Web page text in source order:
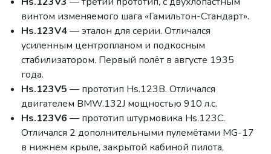
винтом изменяемого шага «Гамильтон-Стандарт».
Hs.123V4— эталон для серии. Отличался
усиленным центропланом и подкосным
стабилизатором. Первый полёт в августе 1935
года.
Hs.123V5 — прототип Hs.123B. Отличался
двигателем BMW.132J мощностью 910 л.с.
Hs.123V6 — прототип штурмовика Hs.123C.
Отличался 2 дополнительными пулемётами MG-17
в нижнем крыле, закрытой кабиной пилота,